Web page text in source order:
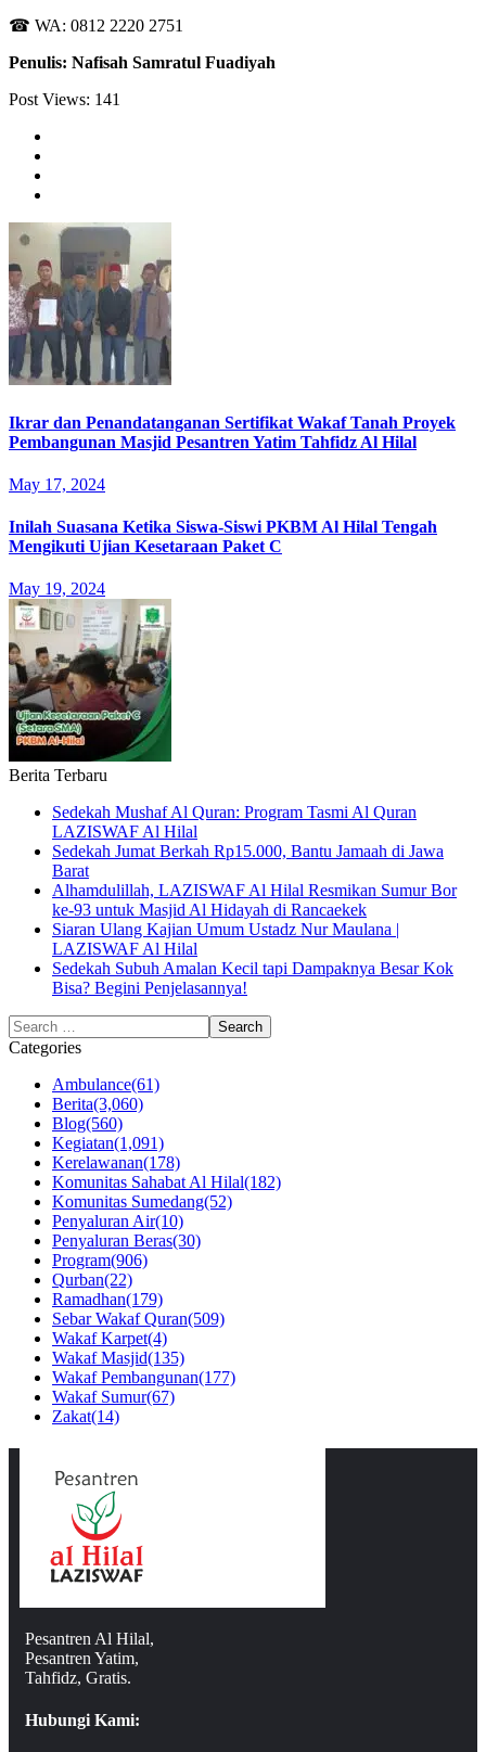
☎ WA: 0812 2220 2751
Penulis: Nafisah Samratul Fuadiyah
Post Views: 141
Ikrar dan Penandatanganan Sertifikat Wakaf Tanah Proyek
Pembangunan Masjid Pesantren Yatim Tahfidz Al Hilal
May 17, 2024
Inilah Suasana Ketika Siswa-Siswi PKBM Al Hilal Tengah
Mengikuti Ujian Kesetaraan Paket C
May 19, 2024
Berita Terbaru
Sedekah Mushaf Al Quran: Program Tasmi Al Quran
LAZISWAF Al Hilal
Sedekah Jumat Berkah Rp15.000, Bantu Jamaah di Jawa
Barat
Alhamdulillah, LAZISWAF Al Hilal Resmikan Sumur Bor
ke-93 untuk Masjid Al Hidayah di Rancaekek
Siaran Ulang Kajian Umum Ustadz Nur Maulana |
LAZISWAF Al Hilal
Sedekah Subuh Amalan Kecil tapi Dampaknya Besar Kok
Bisa? Begini Penjelasannya!
Categories
Ambulance(61)
Berita(3,060)
Blog(560)
Kegiatan(1,091)
Kerelawanan(178)
Komunitas Sahabat Al Hilal(182)
Komunitas Sumedang(52)
Penyaluran Air(10)
Penyaluran Beras(30)
Program(906)
Qurban(22)
Ramadhan(179)
Sebar Wakaf Quran(509)
Wakaf Karpet(4)
Wakaf Masjid(135)
Wakaf Pembangunan(177)
Wakaf Sumur(67)
Zakat(14)
Pesantren Al Hilal,
Pesantren Yatim,
Tahfidz, Gratis.
Hubungi Kami: